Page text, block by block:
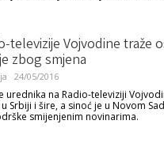
televizije Vojvodine traže
zbog smjena
24/05/2016
urednika na Radio-televiziji
Srbiji i šire, a sinoć je u Novom
smijenjenim novinarima.